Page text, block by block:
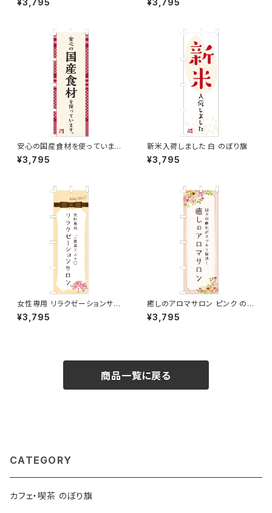
¥3,795 ¥3,795
安心の国産食材を使っています。
のぼり旗
¥3,795
新米入荷しました 白 のぼり旗
¥3,795
女性専用 リラクゼーションサロ
ン オレンジ のぼり旗
¥3,795
癒しのアロマサロン ピンク のぼ
り旗
¥3,795
商品一覧に戻る
CATEGORY
カフェ・喫茶 のぼり旗